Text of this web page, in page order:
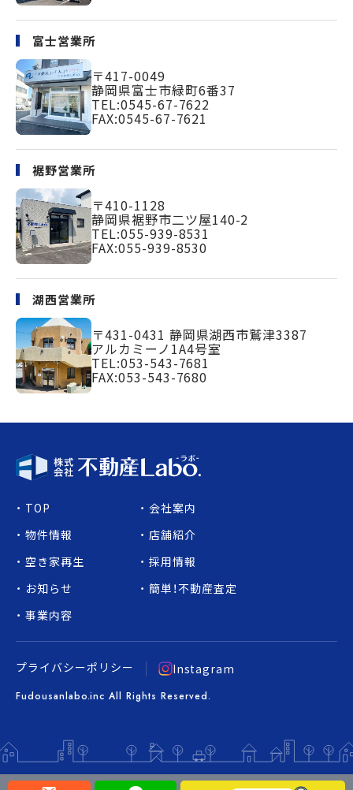
富士営業所
〒417-0049
静岡県富士市緑町6番37
TEL:0545-67-7622
FAX:0545-67-7621
裾野営業所
〒410-1128
静岡県裾野市二ツ屋140-2
TEL:055-939-8531
FAX:055-939-8530
湖西営業所
〒431-0431 静岡県湖西市鷲津3387
アルカミーノ1A4号室
TEL:053-543-7681
FAX:053-543-7680
プライバシーポリシー Instagram
Fudousanlabo.inc All Rights Reserved.
TOP
お知らせ
店舗紹介
物件情報
事業内容
採用情報
空き家再生
会社案内
簡単！不動産査定